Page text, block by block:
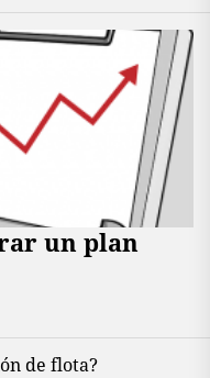
un plan
de flota?